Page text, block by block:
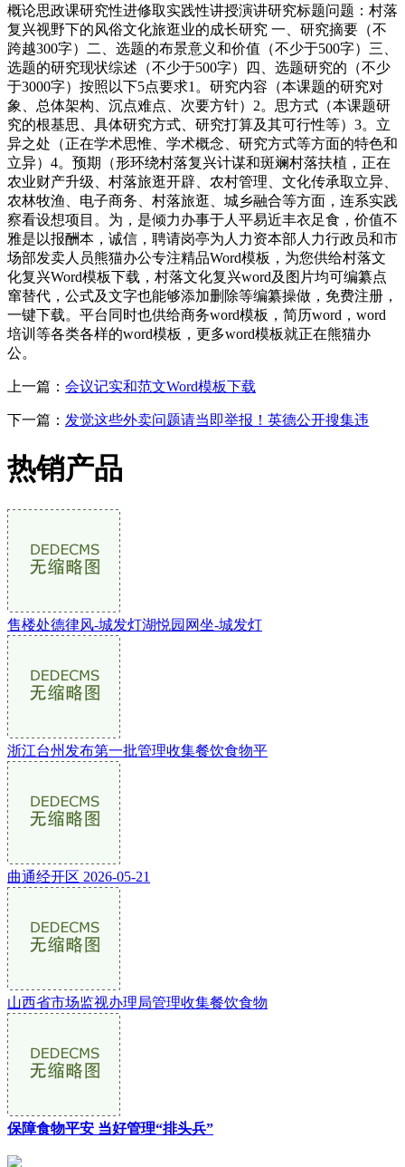
概论思政课研究性进修取实践性讲授演讲研究标题问题：村落
复兴视野下的风俗文化旅逛业的成长研究 一、研究摘要（不
跨越300字）二、选题的布景意义和价值（不少于500字）三、
选题的研究现状综述（不少于500字）四、选题研究的（不少
于3000字）按照以下5点要求1。研究内容（本课题的研究对
象、总体架构、沉点难点、次要方针）2。思方式（本课题研
究的根基思、具体研究方式、研究打算及其可行性等）3。立
异之处（正在学术思惟、学术概念、研究方式等方面的特色和
立异）4。预期（形环绕村落复兴计谋和斑斓村落扶植，正在
农业财产升级、村落旅逛开辟、农村管理、文化传承取立异、
农林牧渔、电子商务、村落旅逛、城乡融合等方面，连系实践
察看设想项目。为，是倾力办事于人平易近丰衣足食，价值不
雅是以报酬本，诚信，聘请岗亭为人力资本部人力行政员和市
场部发卖人员熊猫办公专注精品Word模板，为您供给村落文
化复兴Word模板下载，村落文化复兴word及图片均可编纂点
窜替代，公式及文字也能够添加删除等编纂操做，免费注册，
一键下载。平台同时也供给商务word模板，简历word，word
培训等各类各样的word模板，更多word模板就正在熊猫办
公。
上一篇： 会议记实和范文Word模板下载
下一篇： 发觉这些外卖问题请当即举报！英德公开搜集违
热销产品
售楼处德律风-城发灯湖悦园网坐-城发灯
浙江台州发布第一批管理收集餐饮食物平
曲通经开区 2026-05-21
山西省市场监视办理局管理收集餐饮食物
保障食物平安 当好管理“排头兵”